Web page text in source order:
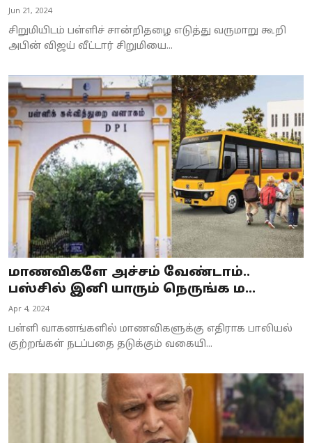
Jun 21, 2024
சிறுமியிடம் பள்ளிச் சான்றிதழை எடுத்து வருமாறு கூறி
அபின் விஜய் வீட்டார் சிறுமியை...
மாணவிகளே அச்சம் வேண்டாம்..
பஸ்சில் இனி யாரும் நெருங்க ம...
Apr 4, 2024
பள்ளி வாகனங்களில் மாணவிகளுக்கு எதிராக பாலியல்
குற்றங்கள் நடப்பதை தடுக்கும் வகையி...